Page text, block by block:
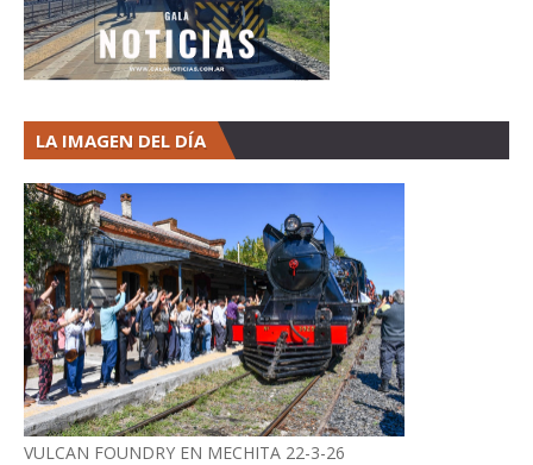
LA IMAGEN DEL DÍA
VULCAN FOUNDRY EN MECHITA 22-3-26